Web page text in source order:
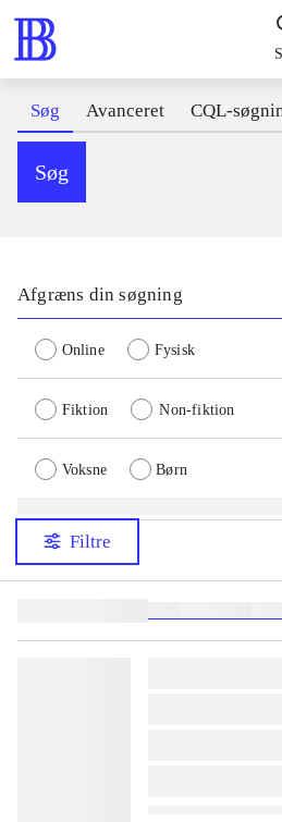
Søg Avanceret CQL-
Søg
Afgræns din søgning
Online Fysisk
Fiktion Non-fiktion
Voksne Børn
Filtre
lorem